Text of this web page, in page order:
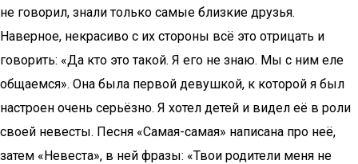
не говорил, знали только самые близкие друзья.
Наверное, некрасиво с их стороны всё это отрицать и
говорить: «Да кто это такой. Я его не знаю. Мы с ним еле
общаемся». Она была первой девушкой, к которой я был
настроен очень серьёзно. Я хотел детей и видел её в роли
своей невесты. Песня «Самая-самая» написана про неё,
затем «Невеста», в ней фразы: «Твои родители меня не